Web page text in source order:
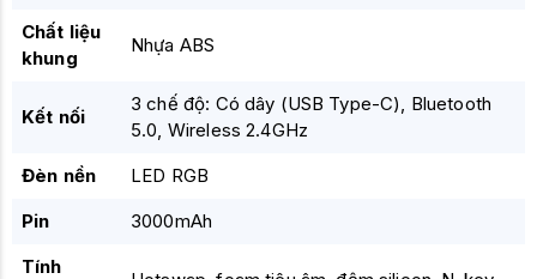
Chất liệu
khung
Nhựa ABS
Kết nối
3 chế độ: Có dây (USB Type-C), Bluetooth
5.0, Wireless 2.4GHz
Đèn nền
LED RGB
Pin
3000mAh
Tính